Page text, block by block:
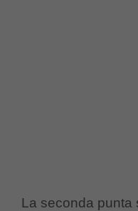
La seconda punta